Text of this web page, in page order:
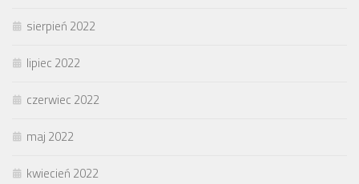
sierpień 2022
lipiec 2022
czerwiec 2022
maj 2022
kwiecień 2022